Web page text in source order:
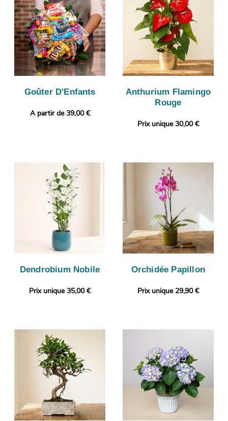
Goûter D'Enfants
A partir de 39,00 €
Anthurium Flamingo
Rouge
Prix unique 30,00 €
Dendrobium Nobile
Prix unique 35,00 €
Orchidée Papillon
Prix unique 29,90 €